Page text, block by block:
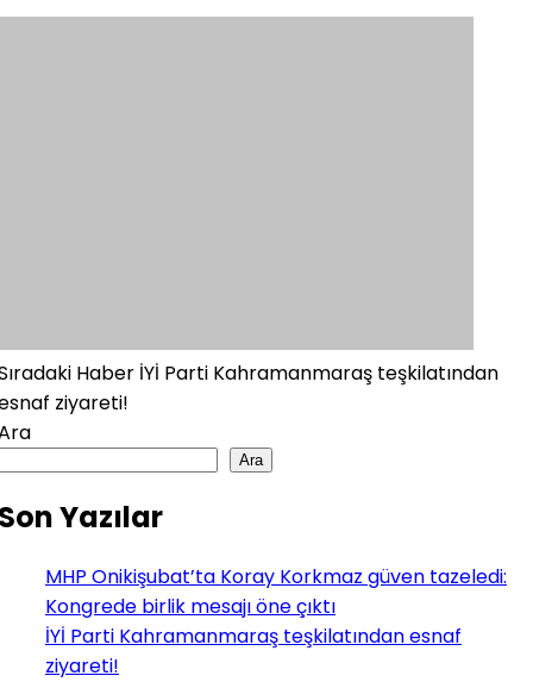
Haber İYİ Parti Kahramanmaraş teşkilatından
ziyareti!
Ara
Yazılar
MHP Onikişubat’ta Koray Korkmaz güven tazeledi:
Kongrede birlik mesajı öne çıktı
İYİ Parti Kahramanmaraş teşkilatından esnaf
ziyareti!